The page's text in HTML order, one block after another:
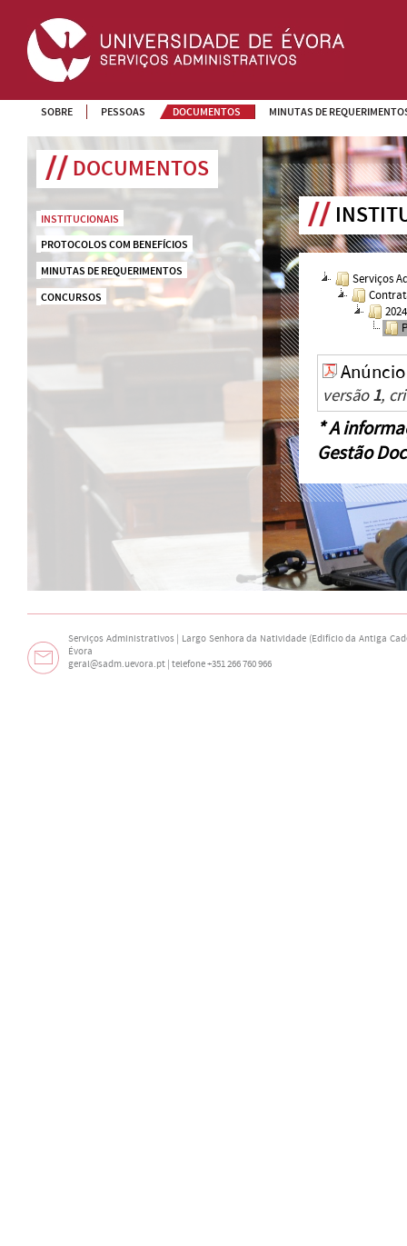
SOBRE PESSOAS DOCUMENTOS MINUTAS DE
DOCUMENTOS
INSTITUCIONAIS
PROTOCOLOS COM BENEFÍCIOS
MINUTAS DE REQUERIMENTOS
CONCURSOS
Serviços
2024
versão1,
* A
Gestão
Serviços Administrativos | Largo Senhora da Natividade (Edifício da Antiga
Évora
geral@sadm.uevora.pt | telefone +351 266 760 966